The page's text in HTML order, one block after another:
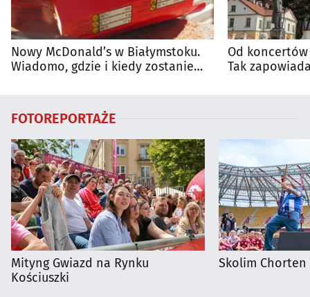
Nowy McDonald’s w Białymstoku.
Wiadomo, gdzie i kiedy zostanie
Od
Tak
FOTOREPORTAŻE
Mityng Gwiazd na Rynku
Kościuszki
Skolim Chorten